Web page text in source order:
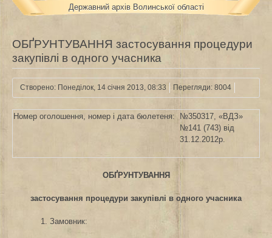
Державний архів Волинської області
ОБҐРУНТУВАННЯ застосування процедури
закупівлі в одного учасника
Створено: Понеділок, 14 січня 2013, 08:33 Перегляди: 8004
Номер оголошення, номер і дата бюлетеня:
№350317, «ВДЗ»
№141 (743) від
31.12.2012р.
ОБҐРУНТУВАННЯ
застосування процедури закупівлі в одного учасника
1. Замовник: